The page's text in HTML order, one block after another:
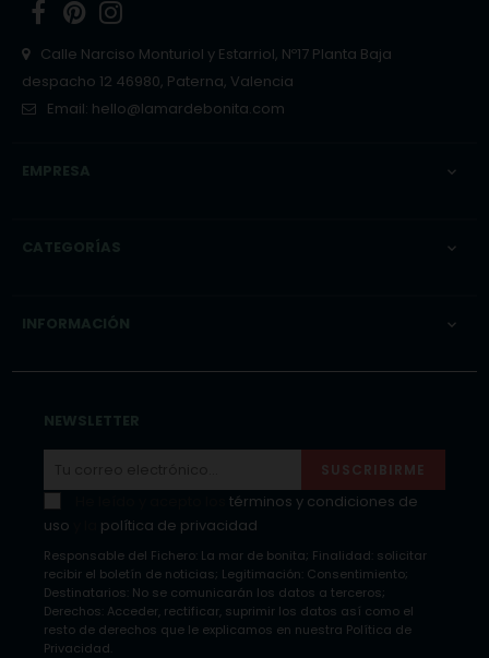
FacebookPinterest
Calle Narciso Monturiol y Estarriol, Nº17 Planta Baja
despacho 12 46980, Paterna, Valencia
Email: hello@lamardebonita.com
EMPRESA 
CATEGORÍAS 
INFORMACIÓN 
NEWSLETTER
SUSCRIBIRME
términos y condiciones de
uso
política de privacidad
Responsable del Fichero: La mar de bonita; Finalidad: solicitar
recibir el boletín de noticias; Legitimación: Consentimiento;
Destinatarios: No se comunicarán los datos a terceros;
Derechos: Acceder, rectificar, suprimir los datos así como el
resto de derechos que le explicamos en nuestra Política de
Privacidad.